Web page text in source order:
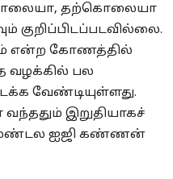
தற்கொலையா
குறிப்பிடப்படவில்லை.
என்ற கோணத்தில்
வழக்கில் பல
வேண்டியுள்ளது.
இறுதியாகச்
மண்டல ஐஜி கண்ணன்